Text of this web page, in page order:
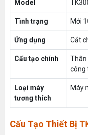
Model
Tình trạng Mới
Ứng dụng Cắt
Cấu tạo chính
Thân
công
Loại máy
tương thích
Máy
Cấu Tạo Thiết Bị